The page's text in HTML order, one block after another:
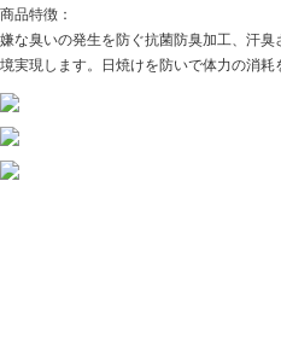
商品特徴：
嫌な臭いの発生を防ぐ抗菌防臭加工、汗
境実現します。日焼けを防いで体力の消耗